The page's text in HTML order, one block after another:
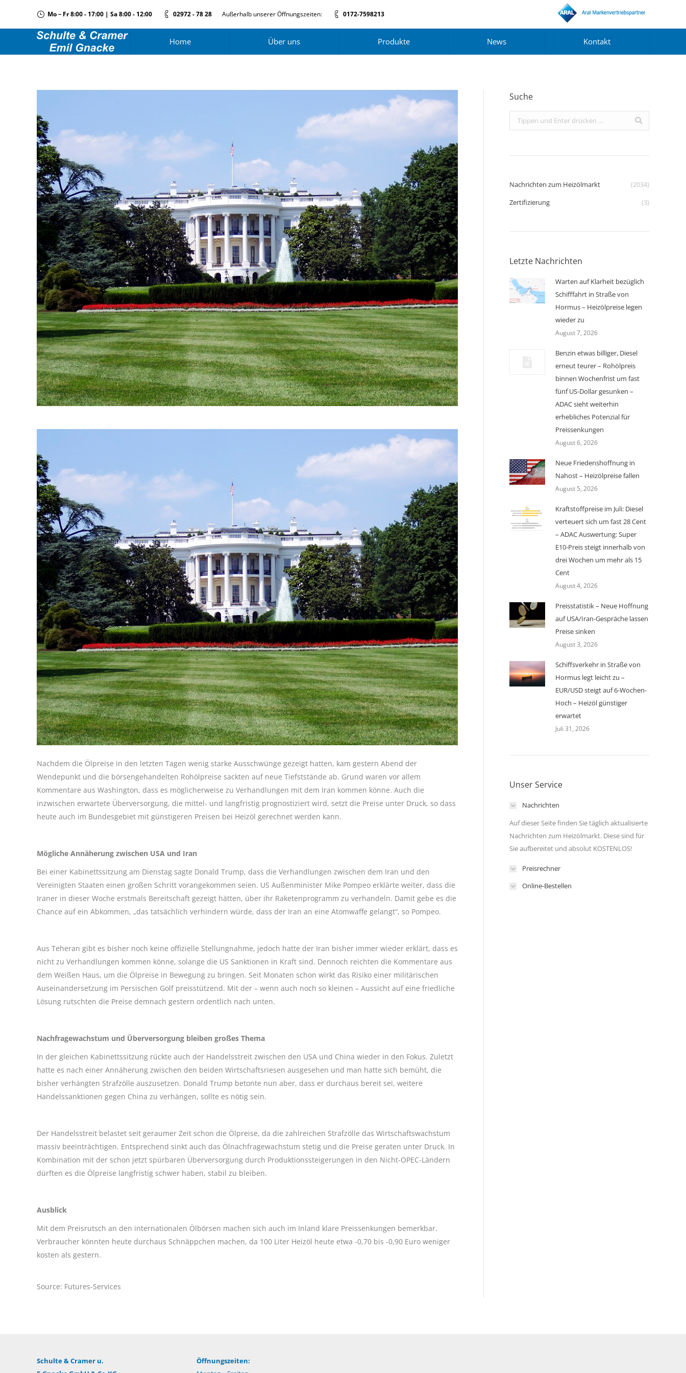
Mo – Fr 8:00 - 17:00 | Sa 8:00 - 12:00 02972 - 78 28 Außerhalb unserer Öffnungszeiten: 0172-7598213
Home Über uns Produkte News Kontakt
Nachdem die Ölpreise in den letzten Tagen wenig starke Ausschwünge gezeigt hatten, kam gestern Abend der
Wendepunkt und die börsengehandelten Rohölpreise sackten auf neue Tiefststände ab. Grund waren vor allem
Kommentare aus Washington, dass es möglicherweise zu Verhandlungen mit dem Iran kommen könne. Auch die
inzwischen erwartete Überversorgung, die mittel- und langfristig prognostiziert wird, setzt die Preise unter Druck, so dass
heute auch im Bundesgebiet mit günstigeren Preisen bei Heizöl gerechnet werden kann.
Mögliche Annäherung zwischen USA und Iran
Bei einer Kabinettssitzung am Dienstag sagte Donald Trump, dass die Verhandlungen zwischen dem Iran und den
Vereinigten Staaten einen großen Schritt vorangekommen seien. US Außenminister Mike Pompeo erklärte weiter, dass die
Iraner in dieser Woche erstmals Bereitschaft gezeigt hätten, über ihr Raketenprogramm zu verhandeln. Damit gebe es die
Chance auf ein Abkommen, „das tatsächlich verhindern würde, dass der Iran an eine Atomwaffe gelangt“, so Pompeo.
Aus Teheran gibt es bisher noch keine offizielle Stellungnahme, jedoch hatte der Iran bisher immer wieder erklärt, dass es
nicht zu Verhandlungen kommen könne, solange die US Sanktionen in Kraft sind. Dennoch reichten die Kommentare aus
dem Weißen Haus, um die Ölpreise in Bewegung zu bringen. Seit Monaten schon wirkt das Risiko einer militärischen
Auseinandersetzung im Persischen Golf preisstützend. Mit der – wenn auch noch so kleinen – Aussicht auf eine friedliche
Lösung rutschten die Preise demnach gestern ordentlich nach unten.
Nachfragewachstum und Überversorgung bleiben großes Thema
In der gleichen Kabinettssitzung rückte auch der Handelsstreit zwischen den USA und China wieder in den Fokus. Zuletzt
hatte es nach einer Annäherung zwischen den beiden Wirtschaftsriesen ausgesehen und man hatte sich bemüht, die
bisher verhängten Strafzölle auszusetzen. Donald Trump betonte nun aber, dass er durchaus bereit sei, weitere
Handelssanktionen gegen China zu verhängen, sollte es nötig sein.
Der Handelsstreit belastet seit geraumer Zeit schon die Ölpreise, da die zahlreichen Strafzölle das Wirtschaftswachstum
massiv beeinträchtigen. Entsprechend sinkt auch das Ölnachfragewachstum stetig und die Preise geraten unter Druck. In
Kombination mit der schon jetzt spürbaren Überversorgung durch Produktionssteigerungen in den Nicht-OPEC-Ländern
dürften es die Ölpreise langfristig schwer haben, stabil zu bleiben.
Ausblick
Mit dem Preisrutsch an den internationalen Ölbörsen machen sich auch im Inland klare Preissenkungen bemerkbar.
Verbraucher könnten heute durchaus Schnäppchen machen, da 100 Liter Heizöl heute etwa -0,70 bis -0,90 Euro weniger
kosten als gestern.
Source: Futures-Services
Suche
Search:
Nachrichten zum Heizölmarkt
(2034)
Zertifizierung
(3)
Letzte Nachrichten
Warten auf Klarheit bezüglich
Schifffahrt in Straße von
Hormus – Heizölpreise legen
wieder zu
August 7, 2026
Benzin etwas billiger, Diesel
erneut teurer – Rohölpreis
binnen Wochenfrist um fast
fünf US-Dollar gesunken –
ADAC sieht weiterhin
erhebliches Potenzial für
Preissenkungen
August 6, 2026
Neue Friedenshoffnung in
Nahost – Heizölpreise fallen
August 5, 2026
Kraftstoffpreise im Juli: Diesel
verteuert sich um fast 28 Cent
– ADAC Auswertung: Super
E10-Preis steigt innerhalb von
drei Wochen um mehr als 15
Cent
August 4, 2026
Preisstatistik – Neue Hoffnung
auf USA/Iran-Gespräche lassen
Preise sinken
August 3, 2026
Schiffsverkehr in Straße von
Hormus legt leicht zu –
EUR/USD steigt auf 6-Wochen-
Hoch – Heizöl günstiger
erwartet
Juli 31, 2026
Unser Service
Nachrichten
Auf dieser Seite finden Sie täglich aktualisierte
Nachrichten zum Heizölmarkt. Diese sind für
Sie aufbereitet und absolut KOSTENLOS!
Preisrechner
Online-Bestellen
Schulte & Cramer u.
Öffnungszeiten: